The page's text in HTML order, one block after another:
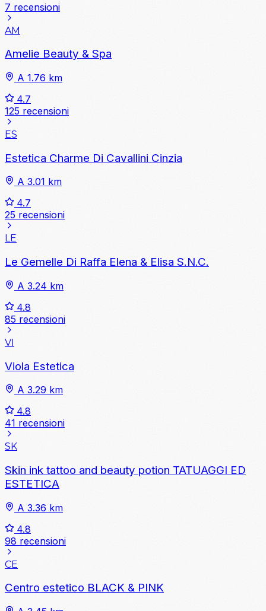
7 recensioni
AM
Amelie Beauty & Spa
A 1.76 km
4.7
125 recensioni
ES
Estetica Charme Di Cavallini Cinzia
A 3.01 km
4.7
25 recensioni
LE
Le Gemelle Di Raffa Elena & Elisa S.N.C.
A 3.24 km
4.8
85 recensioni
VI
Viola Estetica
A 3.29 km
4.8
41 recensioni
SK
Skin ink tattoo and beauty potion TATUAGGI ED
ESTETICA
A 3.36 km
4.8
98 recensioni
CE
Centro estetico BLACK & PINK